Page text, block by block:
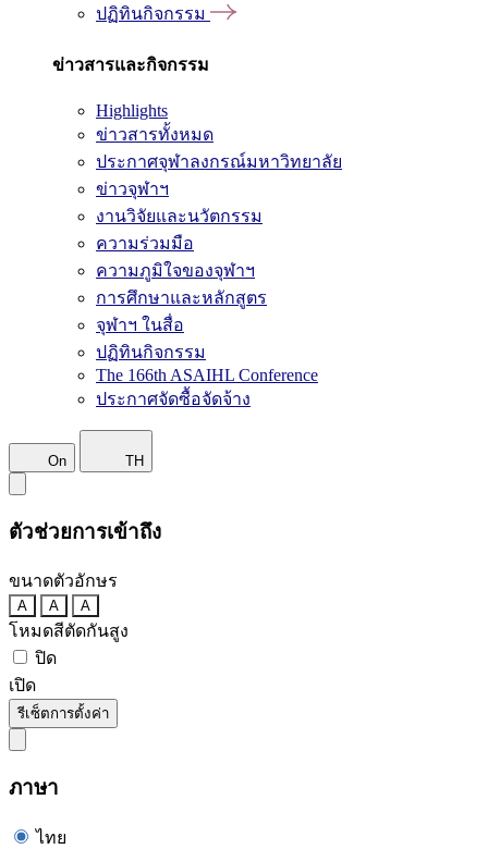
ปฏิทินกิจกรรม
ข่าวสารและกิจกรรม
Highlights
ข่าวสารทั้งหมด
ประกาศจุฬาลงกรณ์มหาวิทยาลัย
ข่าวจุฬาฯ
งานวิจัยและนวัตกรรม
ความร่วมมือ
ความภูมิใจของจุฬาฯ
การศึกษาและหลักสูตร
จุฬาฯ ในสื่อ
ปฏิทินกิจกรรม
The 166th ASAIHL Conference
ประกาศจัดซื้อจัดจ้าง
On TH
ตัวช่วยการเข้าถึง
ขนาดตัวอักษร
A A A
โหมดสีตัดกันสูง
ปิด
เปิด
รีเซ็ตการตั้งค่า
ภาษา
ไทย